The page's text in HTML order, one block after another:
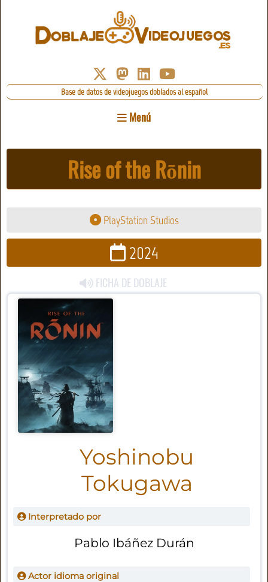
Base de datos de videojuegos doblados al español
Menú
Rise of the Rōnin
PlayStation Studios
2024
FICHA DE DOBLAJE
Yoshinobu
Tokugawa
Interpretado por
Pablo Ibáñez Durán
Actor idioma original